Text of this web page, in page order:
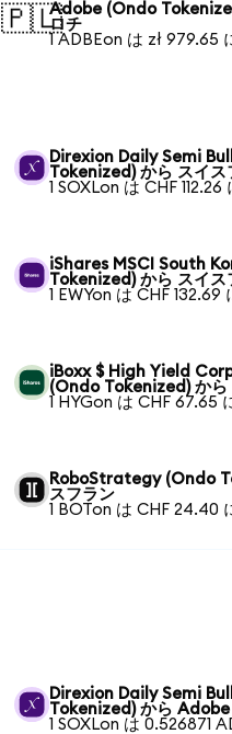
🇵🇱Adobe (Ondo
ロチ
1 ADBEon は zł 979.65
Direxion Daily Semi
Tokenized) から スイス
1 SOXLon は CHF 112.26
iShares MSCI South
Tokenized) から スイス
1 EWYon は CHF 132.69
iBoxx $ High Yield
(Ondo Tokenized) から
1 HYGon は CHF 67.65
RoboStrategy (Ondo
スフラン
1 BOTon は CHF 24.40
Direxion Daily Semi
Tokenized) から
1 SOXLon は 0.526871